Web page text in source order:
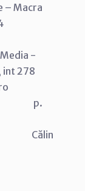
– Macra
-
278